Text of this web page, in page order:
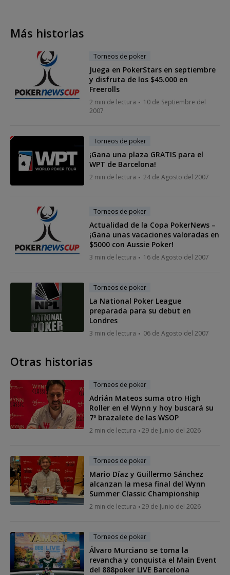
Más historias
Torneos de poker
Juega en PokerStars en septiembre
y disfruta de los $45.000 en
Freerolls
2 min de lectura
10 de Septiembre del
2007
Torneos de poker
¡Gana una plaza GRATIS para el
WPT de Barcelona!
2 min de lectura 24 de Agosto del 2007
Torneos de poker
Actualidad de la Copa PokerNews –
¡Gana unas vacaciones valoradas en
$5000 con Aussie Poker!
3 min de lectura 16 de Agosto del 2007
Torneos de poker
La National Poker League
preparada para su debut en
Londres
3 min de lectura 06 de Agosto del 2007
Otras historias
Torneos de poker
Adrián Mateos suma otro High
Roller en el Wynn y hoy buscará su
7º brazalete de las WSOP
2 min de lectura 29 de Junio del 2026
Torneos de poker
Mario Díaz y Guillermo Sánchez
alcanzan la mesa final del Wynn
Summer Classic Championship
2 min de lectura 29 de Junio del 2026
Torneos de poker
Álvaro Murciano se toma la
revancha y conquista el Main Event
del 888poker LIVE Barcelona